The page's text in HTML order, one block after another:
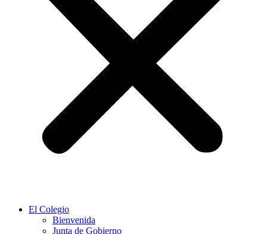
El Colegio
Bienvenida
Junta de Gobierno